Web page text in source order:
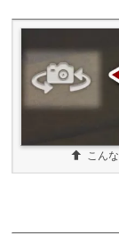
こん